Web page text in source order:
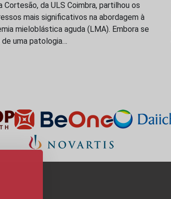
Cortesão, da ULS Coimbra, partilhou os
mais significativos na abordagem à
mieloblástica aguda (LMA). Embora se
uma patologia…